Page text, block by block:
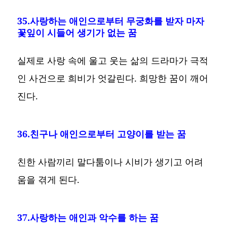
35.사랑하는 애인으로부터 무궁화를 받자 마자
꽃잎이 시들어 생기가 없는 꿈
실제로 사랑 속에 울고 웃는 삶의 드라마가 극적
인 사건으로 희비가 엇갈린다. 희망한 꿈이 깨어
진다.
36.친구나 애인으로부터 고양이를 받는 꿈
친한 사람끼리 말다툼이나 시비가 생기고 어려
움을 겪게 된다.
37.사랑하는 애인과 악수를 하는 꿈